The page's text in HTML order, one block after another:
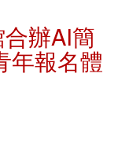
辦AI簡
年報名體